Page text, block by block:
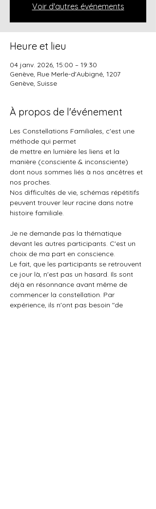
Voir d'autres événements
Heure et lieu
04 janv. 2026, 15:00 – 19:30
Genève, Rue Merle-d'Aubigné, 1207
Genève, Suisse
À propos de l'événement
Les Constellations Familiales, c'est une
méthode qui permet
de mettre en lumière les liens et la
manière (consciente & inconsciente)
dont nous sommes liés à nos ancêtres et
nos proches.
Nos difficultés de vie, schémas répétitifs
peuvent trouver leur racine dans notre
histoire familiale.
Je ne demande pas la thématique
devant les autres participants. C'est un
choix de ma part en conscience.
Le fait, que les participants se retrouvent
ce jour là, n'est pas un hasard. Ils sont
déjà en résonnance avant même de
commencer la constellation. Par
expérience, ils n'ont pas besoin "de